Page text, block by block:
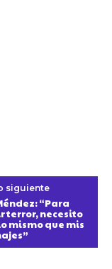
siguiente
“Para
terror, necesito
mismo que mis